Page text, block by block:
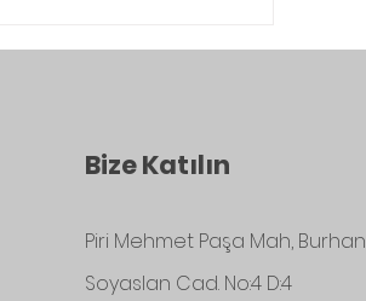
Bize Katılın
Piri Mehmet Paşa Mah, Burhan
Soyaslan Cad. No:4 D:4